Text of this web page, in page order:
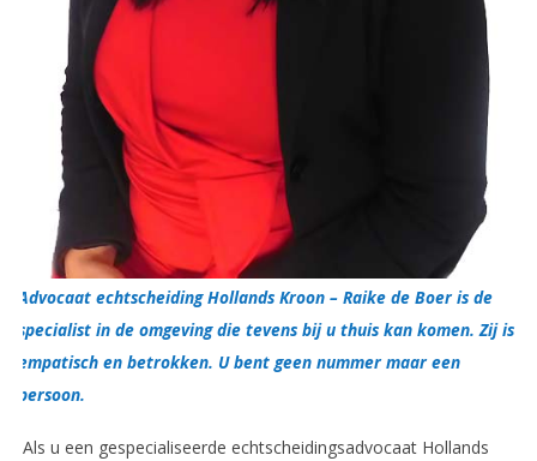
Advocaat echtscheiding Hollands Kroon – Raike de Boer is de
specialist in de omgeving die tevens bij u thuis kan komen. Zij is
empatisch en betrokken. U bent geen nummer maar een
persoon.
Als u een gespecialiseerde echtscheidingsadvocaat Hollands